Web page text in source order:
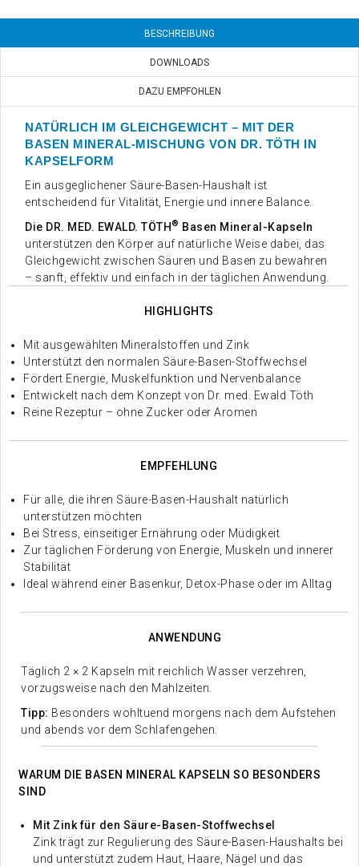
BESCHREIBUNG
DOWNLOADS
DAZU EMPFOHLEN
NATÜRLICH IM GLEICHGEWICHT – MIT DER
BASEN MINERAL-MISCHUNG VON DR. TÖTH IN
KAPSELFORM
Ein ausgeglichener Säure-Basen-Haushalt ist
entscheidend für Vitalität, Energie und innere Balance.
Die DR. MED. EWALD. TÖTH® Basen Mineral-Kapseln
unterstützen den Körper auf natürliche Weise dabei, das
Gleichgewicht zwischen Säuren und Basen zu bewahren
– sanft, effektiv und einfach in der täglichen Anwendung.
HIGHLIGHTS
Mit ausgewählten Mineralstoffen und Zink
Unterstützt den normalen Säure-Basen-Stoffwechsel
Fördert Energie, Muskelfunktion und Nervenbalance
Entwickelt nach dem Konzept von Dr. med. Ewald Töth
Reine Rezeptur – ohne Zucker oder Aromen
EMPFEHLUNG
Für alle, die ihren Säure-Basen-Haushalt natürlich
unterstützen möchten
Bei Stress, einseitiger Ernährung oder Müdigkeit
Zur täglichen Förderung von Energie, Muskeln und innerer
Stabilität
Ideal während einer Basenkur, Detox-Phase oder im Alltag
ANWENDUNG
Täglich 2 × 2 Kapseln mit reichlich Wasser verzehren,
vorzugsweise nach den Mahlzeiten.
Tipp: Besonders wohltuend morgens nach dem Aufstehen
und abends vor dem Schlafengehen.
WARUM DIE BASEN MINERAL KAPSELN SO BESONDERS
SIND
Mit Zink für den Säure-Basen-Stoffwechsel
Zink trägt zur Regulierung des Säure-Basen-Haushalts bei
und unterstützt zudem Haut, Haare, Nägel und das